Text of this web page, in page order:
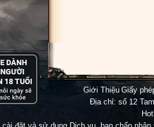
Giới Thiệu| Giấy
Địa chỉ: số 12